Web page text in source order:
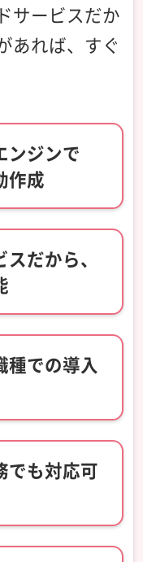
サービスだか
あれば、すぐ
ンジンで
作成
だから、
種での導入
でも対応可